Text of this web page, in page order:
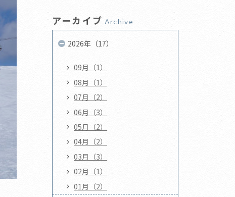
アーカイブ Archive
2026年（17）
09月（1）
08月（1）
07月（2）
06月（3）
05月（2）
04月（2）
03月（3）
02月（1）
01月（2）